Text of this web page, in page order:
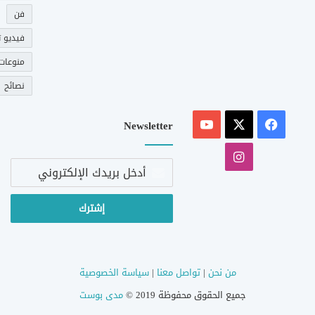
فن
فيديو
نصائح
فيسبوك
‫YouTube
انستقرام
Newsletter
أدخل
الإلكتروني
من نحن |تواصل معنا |سياسة الخصوصية
جميع الحقوق محفوظة 2019 ©
مدى بوست